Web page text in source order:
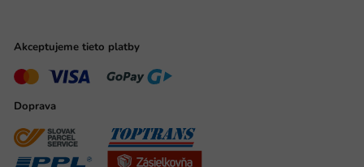
Akceptujeme tieto platby
Doprava